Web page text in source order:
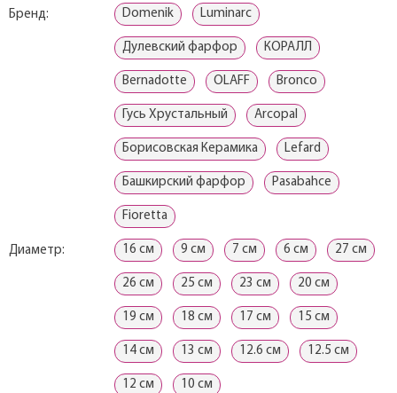
Бренд: Domenik Luminarc
Дулевский фарфор КОРАЛЛ
Bernadotte OLAFF Bronco
Гусь Хрустальный Arcopal
Борисовская Керамика Lefard
Башкирский фарфор Pasabahce
Fioretta
Диаметр: 16 см 9 см 7 см 6 см 27 см
26 см 25 см 23 см 20 см
19 см 18 см 17 см 15 см
14 см 13 см 12.6 см 12.5 см
12 см 10 см